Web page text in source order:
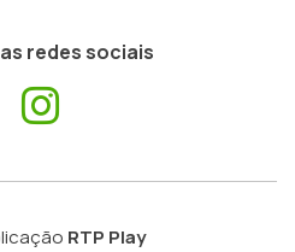
redes sociais
Facebook
RTP Play